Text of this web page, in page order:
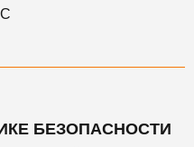
БЕЗОПАСНОСТИ